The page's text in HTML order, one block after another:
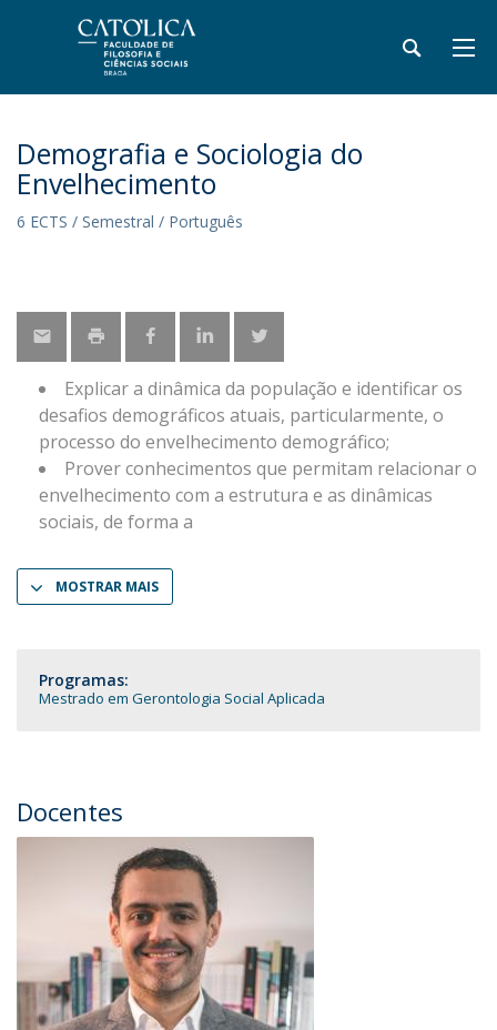
Demografia e Sociologia do
Envelhecimento
6 ECTS / Semestral / Português
Explicar a dinâmica da população e identificar os
desafios demográficos atuais, particularmente, o
processo do envelhecimento demográfico;
Prover conhecimentos que permitam relacionar o
envelhecimento com a estrutura e as dinâmicas
sociais, de forma a
MOSTRAR MAIS
Programas:
Mestrado em Gerontologia Social Aplicada
Docentes